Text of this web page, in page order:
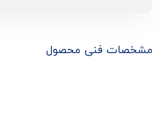
مشخصات فنی محصول